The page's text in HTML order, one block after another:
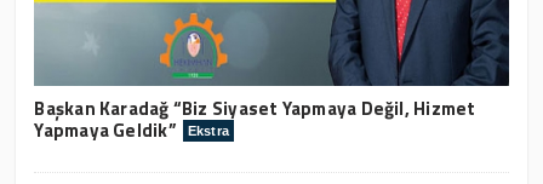
Başkan Karadağ “Biz Siyaset Yapmaya Değil, Hizmet
Yapmaya Geldik” Ekstra